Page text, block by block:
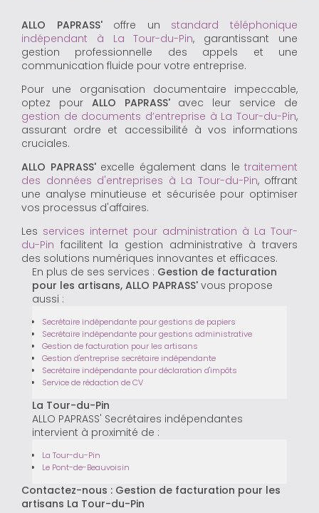
ALLO PAPRASS'offre un standard téléphonique
indépendant à La Tour-du-Pin, garantissant une
gestion professionnelle des appels et une
communication fluide pour votre entreprise.
Pour une organisation documentaire impeccable,
optez pour ALLO PAPRASS'avec leur service de
gestion de documents d’entreprise à La Tour-du-Pin,
assurant ordre et accessibilité à vos informations
cruciales.
ALLO PAPRASS'excelle également dans le traitement
des données d'entreprises à La Tour-du-Pin, offrant
une analyse minutieuse et sécurisée pour optimiser
vos processus d'affaires.
Les services internet pour administration à La Tour-
du-Pin facilitent la gestion administrative à travers
des solutions numériques innovantes et efficaces.
En plus de ses services : Gestion de facturation
pour les artisans, ALLO PAPRASS' vous propose
aussi :
Secrétaire indépendante pour gestions de papiers
Secrétaire indépendante pour gestions administrative
Gestion de facturation pour les artisans
Gestion d'entreprise secrétaire indépendante
Secrétaire indépendante pour déclaration d'impôts
Service de rédaction de CV
La Tour-du-Pin
ALLO PAPRASS' Secrétaires indépendantes
intervient à proximité de :
La Tour-du-Pin
Le Pont-de-Beauvoisin
Contactez-nous : Gestion de facturation pour les
artisans La Tour-du-Pin